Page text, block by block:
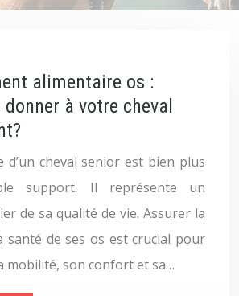
alimentaire os :
à votre cheval
d’un cheval senior est bien plus
support. Il représente un
de sa qualité de vie. Assurer la
santé de ses os est crucial pour
mobilité, son confort et sa…